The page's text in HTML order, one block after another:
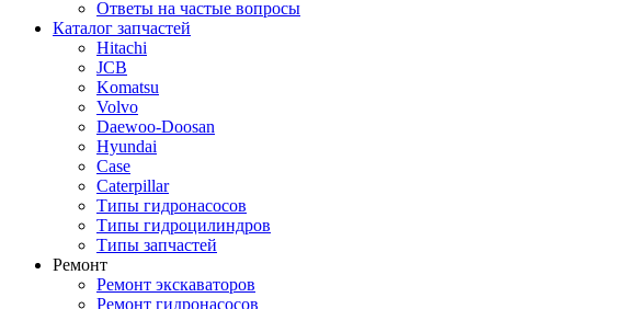
Ответы на частые вопросы
Каталог запчастей
Hitachi
JCB
Komatsu
Volvo
Daewoo-Doosan
Hyundai
Case
Caterpillar
Типы гидронасосов
Типы гидроцилиндров
Типы запчастей
Ремонт
Ремонт экскаваторов
Ремонт гидронасосов